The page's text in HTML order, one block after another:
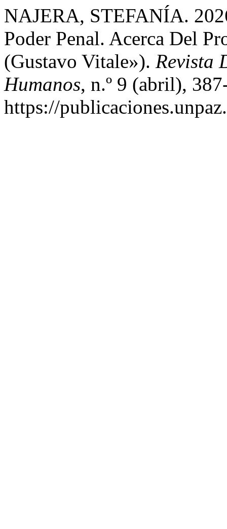
NAJERA, STEFANÍA.
Poder Penal. Acerca Del
(Gustavo Vitale»). Revista
Humanos, n.º 9 (abril),
https://